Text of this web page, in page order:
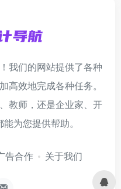
我们的网站提供了各种
高效地完成各种任务。
教师，还是企业家、开
为您提供帮助。
告合作 关于我们